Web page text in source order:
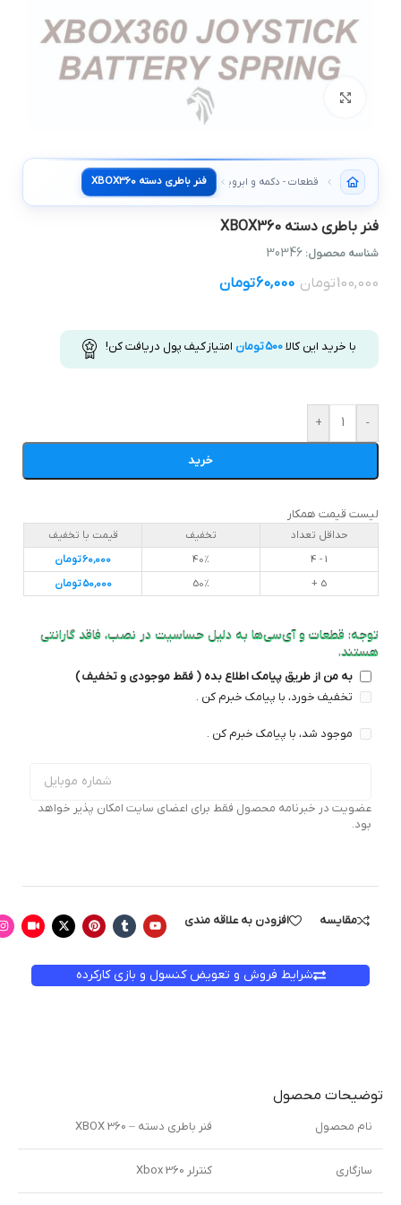
قطعات - دکمه و ابرویی دستهفنر باطري دسته XBOX360
فنر باطري دسته XBOX360
شناسه محصول: 30346
100,000تومان 60,000تومان
با خرید این کالا500تومان امتیاز کیف پول دریافت کن!
-
+
خرید
لیست قیمت همکار
حداقل تعداد تخفیف
قیمت با تخفیف
1 - 4
40%
60,000تومان
5 +
50%
50,000تومان
توجه: قطعات و آی‌سی‌ها به دلیل حساسیت در نصب، فاقد گارانتی
هستند.
به من از طریق پیامک اطلاع بده ( فقط موجودی و تخفیف )
تخفیف خورد، با پیامک خبرم کن .
موجود شد، با پیامک خبرم کن .
عضویت در خبرنامه محصول فقط برای اعضای سایت امکان پذیر خواهد
بود.
مقایسه افزودن به علاقه مندی
شرایط فروش و تعویض کنسول و بازی کارکرده
توضیحات محصول
نام محصول فنر باطری دسته – XBOX 360
سازگاری کنترلر Xbox 360